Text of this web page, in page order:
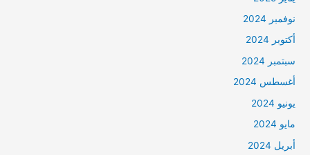
نوفمبر 2024
أكتوبر 2024
سبتمبر 2024
أغسطس 2024
يونيو 2024
مايو 2024
أبريل 2024